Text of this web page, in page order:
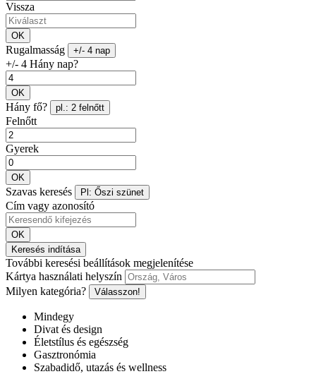
Vissza
OK
Rugalmasság +/- 4 nap
+/- 4 Hány nap?
OK
Hány fő? pl.: 2 felnőtt
Felnőtt
Gyerek
OK
Szavas keresés Pl: Őszi szünet
Cím vagy azonosító
OK
Keresés indítása
További keresési beállítások megjelenítése
Kártya használati helyszín
Milyen kategória?
Válasszon!
Mindegy
Divat és design
Életstílus és egészség
Gasztronómia
Szabadidő, utazás és wellness